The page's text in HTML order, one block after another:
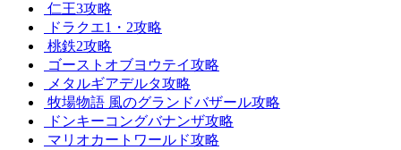
仁王3攻略
ドラクエ1・2攻略
桃鉄2攻略
ゴーストオブヨウテイ攻略
メタルギアデルタ攻略
牧場物語 風のグランドバザール攻略
ドンキーコングバナンザ攻略
マリオカートワールド攻略